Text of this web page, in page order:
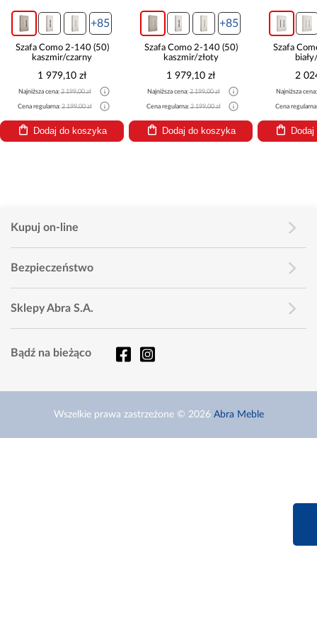
+85
Szafa Como 2-140 (50)
kaszmir/czarny
1 979,10 zł
Najniższa cena:2 199,00 zł
Cena regularna:2 199,00 zł
Dodaj do koszyka
+85
Szafa Como 2-140 (50)
kaszmir/złoty
1 979,10 zł
Najniższa cena:2 199,00 zł
Cena regularna:2 199,00 zł
Dodaj do koszyka
Szafa
2
Najniższa
Cena
Kupuj on-line
Bezpieczeństwo
Sklepy Abra S.A.
Bądź na bieżąco
Wszelkie prawa zastrzeżone © 2026 Abra Meble